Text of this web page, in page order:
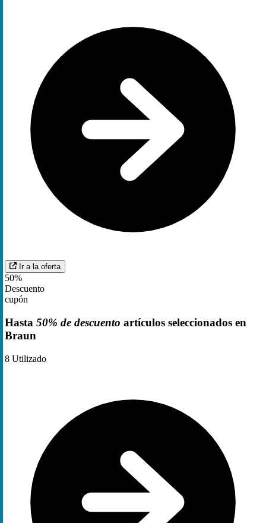
Ir a la oferta
50%
Descuento
cupón
Hasta 50% de descuento artículos seleccionados en
Braun
8 Utilizado